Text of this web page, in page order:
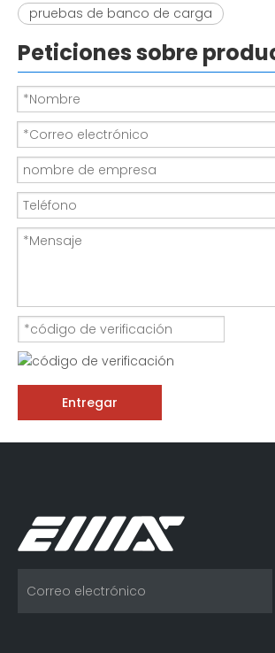
pruebas de banco de carga
Peticiones sobre
Entregar